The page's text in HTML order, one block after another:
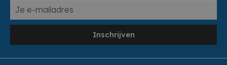
Inschrijven